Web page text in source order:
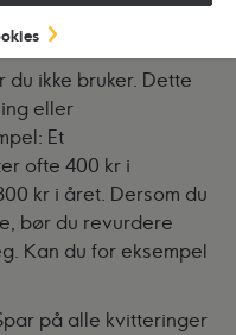
kan være:
du ikke bruker. Dette
eller
Et
ofte 400 kr i
kr i året. Dersom du
bør du revurdere
Kan du for eksempel
på alle kvitteringer